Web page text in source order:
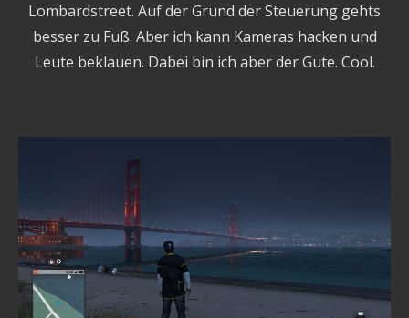
Lombardstreet. Auf der Grund der Steuerung gehts
besser zu Fuß. Aber ich kann Kameras hacken und
Leute beklauen. Dabei bin ich aber der Gute. Cool.